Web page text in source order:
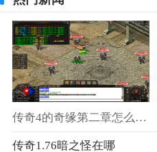
传奇4的奇缘第二章怎么打不开
传奇1.76暗之怪在哪